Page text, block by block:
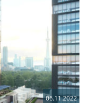
06.11.2022